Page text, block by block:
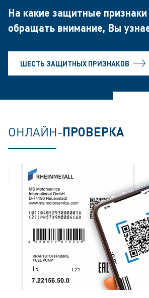
На какие защитные
обращать внимание, Вы
ШЕСТЬ ЗАЩИТНЫХ ПРИЗНАКОВ
ОНЛАЙН-ПРОВЕРКА